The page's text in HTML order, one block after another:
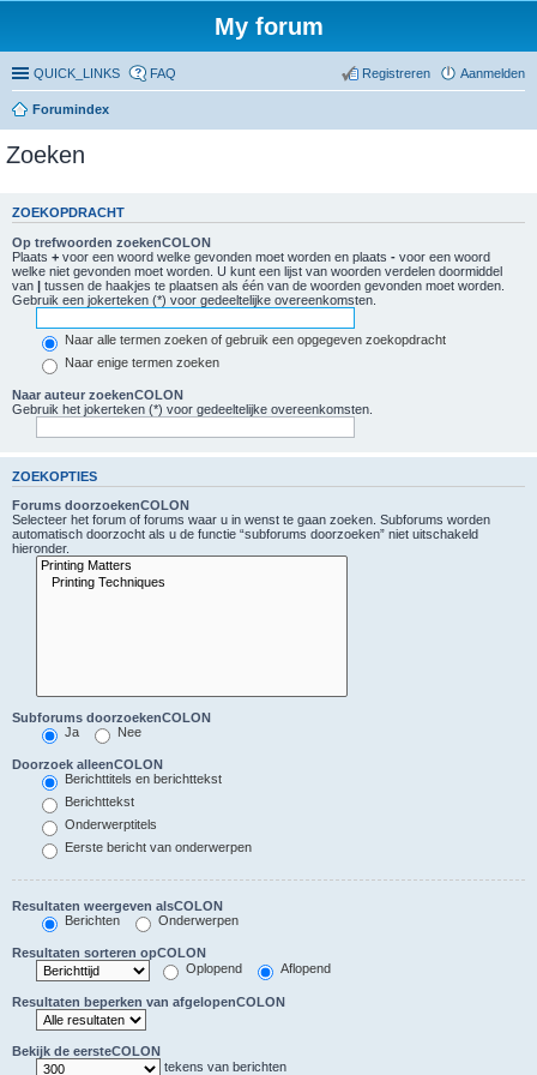
My forum
QUICK_LINKS FAQ Aanmelden
Registreren
Forumindex
Zoeken
ZOEKOPDRACHT
Op trefwoorden zoekenCOLON
Plaats + voor een woord welke gevonden moet worden en plaats - voor een woord
welke niet gevonden moet worden. U kunt een lijst van woorden verdelen doormiddel
van | tussen de haakjes te plaatsen als één van de woorden gevonden moet worden.
Gebruik een jokerteken (*) voor gedeeltelijke overeenkomsten.
Naar alle termen zoeken of gebruik een opgegeven zoekopdracht
Naar enige termen zoeken
Naar auteur zoekenCOLON
Gebruik het jokerteken (*) voor gedeeltelijke overeenkomsten.
ZOEKOPTIES
Forums doorzoekenCOLON
Selecteer het forum of forums waar u in wenst te gaan zoeken. Subforums worden
automatisch doorzocht als u de functie “subforums doorzoeken” niet uitschakeld
hieronder.
Subforums doorzoekenCOLON
Ja
Nee
Doorzoek alleenCOLON
Berichttitels en berichttekst
Berichttekst
Onderwerptitels
Eerste bericht van onderwerpen
Resultaten weergeven alsCOLON
Berichten
Onderwerpen
Resultaten sorteren opCOLON
Oplopend
Aflopend
Resultaten beperken van afgelopenCOLON
Bekijk de eersteCOLON
tekens van berichten